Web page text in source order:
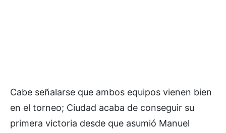
Cabe señalarse que ambos equipos vienen bien
en el torneo; Ciudad acaba de conseguir su
primera victoria desde que asumió Manuel